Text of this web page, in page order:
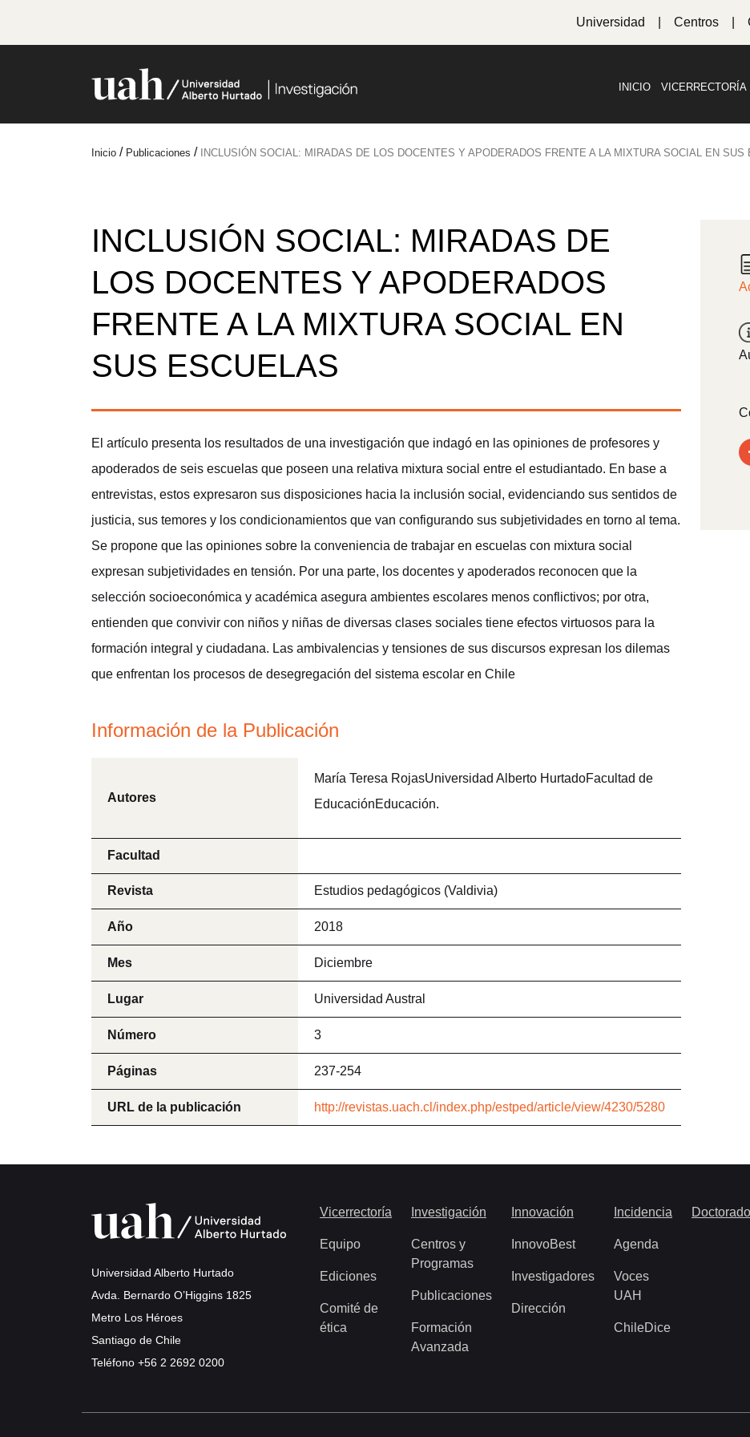
Universidad Centros
INICIO VICERRECTORÍA
Inicio / Publicaciones / INCLUSIÓN SOCIAL: MIRADAS DE LOS DOCENTES Y APODERADOS FRENTE A LA MIXTURA SOCIAL EN SUS
INCLUSIÓN SOCIAL: MIRADAS DE
LOS DOCENTES Y APODERADOS
FRENTE A LA MIXTURA SOCIAL EN
SUS ESCUELAS
El artículo presenta los resultados de una investigación que indagó en las opiniones de profesores y
apoderados de seis escuelas que poseen una relativa mixtura social entre el estudiantado. En base a
entrevistas, estos expresaron sus disposiciones hacia la inclusión social, evidenciando sus sentidos de
justicia, sus temores y los condicionamientos que van configurando sus subjetividades en torno al tema.
Se propone que las opiniones sobre la conveniencia de trabajar en escuelas con mixtura social
expresan subjetividades en tensión. Por una parte, los docentes y apoderados reconocen que la
selección socioeconómica y académica asegura ambientes escolares menos conflictivos; por otra,
entienden que convivir con niños y niñas de diversas clases sociales tiene efectos virtuosos para la
formación integral y ciudadana. Las ambivalencias y tensiones de sus discursos expresan los dilemas
que enfrentan los procesos de desegregación del sistema escolar en Chile
Información de la Publicación
Autores
María Teresa RojasUniversidad Alberto HurtadoFacultad de
EducaciónEducación.
Facultad
Revista Estudios pedagógicos (Valdivia)
Año 2018
Mes Diciembre
Lugar Universidad Austral
Número 3
Páginas 237-254
URL de la publicación http://revistas.uach.cl/index.php/estped/article/view/4230/5280
Universidad Alberto Hurtado
Avda. Bernardo O’Higgins 1825
Metro Los Héroes
Santiago de Chile
Teléfono +56 2 2692 0200
Vicerrectoría
Equipo
Ediciones
Comité de
ética
Investigación
Centros y
Programas
Publicaciones
Formación
Avanzada
Innovación
InnovoBest
Investigadores
Dirección
Incidencia
Agenda
Voces
UAH
ChileDice